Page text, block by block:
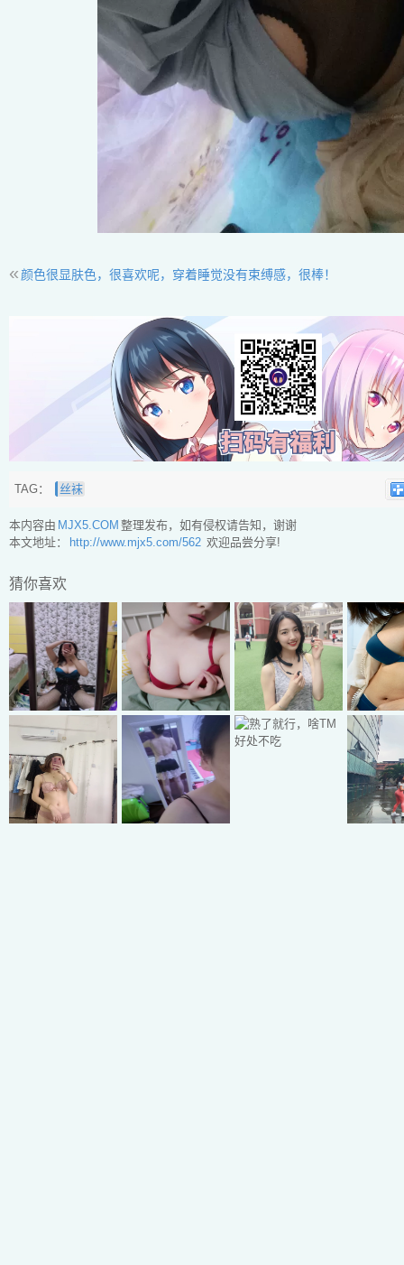
« 颜色很显肤色，很喜欢呢，穿着睡觉没有束缚感，很棒！
TAG： 丝袜
本内容由 MJX5.COM 整理发布，如有侵权请告知，谢谢
本文地址：
http://www.mjx5.com/562 欢迎品尝分享!
猜你喜欢